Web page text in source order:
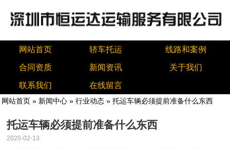
网站首页 轿车托运 线路和案例
合同资质 新闻资讯 关于我们
联系我们 在线留言
网站首页 » 新闻中心 » 行业动态 » 托运车辆必须提前准备什么东西
托运车辆必须提前准备什么东西
2020-02-13